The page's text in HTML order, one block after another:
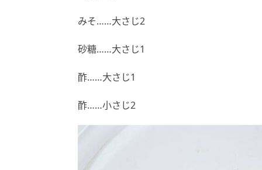
みそ……大さじ2
砂糖……大さじ1
酢……大さじ1
酢……小さじ2